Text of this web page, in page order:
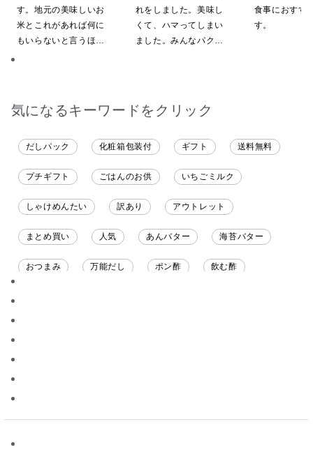
れをしました。美味し
くて、ハマってしまい
ました。みんなパクパ
食事におすす
す。
ライン限定】
す。地元の美味しいお
米とこれがあれば何に
もいらないと言うほど
気になるキーワードをクリック
だしパック 化粧箱包装付 ギフト 送料無料
プチギフト ごはんのお供 いちごミルク
しゃけめんたい 訳あり アウトレット
まとめ買い 人気 あんバター 海苔バター
おつまみ 万能だし ポン酢 飲む酢